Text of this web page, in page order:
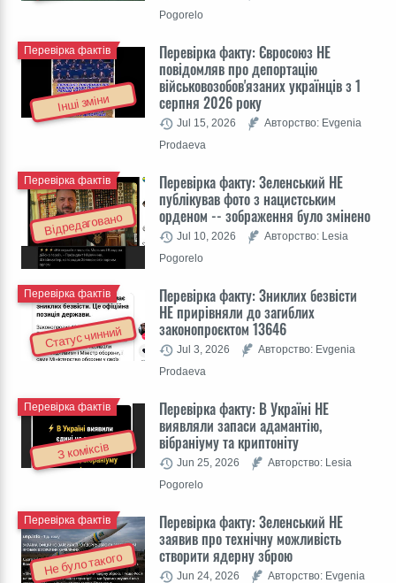
Pogorelo
Інші зміни
Перевірка факту: Євросоюз НЕ
повідомляв про депортацію
військовозобов'язаних українців з 1
серпня 2026 року
Перевірка фактів
Jul 15, 2026
Авторство: Evgenia
Prodaeva
Відредаговано
Перевірка факту: Зеленський НЕ
публікував фото з нацистським
орденом -- зображення було змінено
Перевірка фактів
Jul 10, 2026
Авторство: Lesia
Pogorelo
Статус чинний
Перевірка факту: Зниклих безвісти
НЕ прирівняли до загиблих
законопроєктом 13646
Перевірка фактів
Jul 3, 2026
Авторство: Evgenia
Prodaeva
З коміксів
Перевірка факту: В Україні НЕ
виявляли запаси адамантію,
вібраніуму та криптоніту
Перевірка фактів
Jun 25, 2026
Авторство: Lesia
Pogorelo
Не було такого
Перевірка факту: Зеленський НЕ
заявив про технічну можливість
створити ядерну зброю
Перевірка фактів
Jun 24, 2026
Авторство: Evgenia